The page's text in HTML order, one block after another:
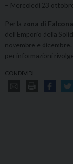
– Mercoledì 23
Per la zona di
dell’Emporio della
novembre e dicembre.
per informazioni
CONDIVIDI